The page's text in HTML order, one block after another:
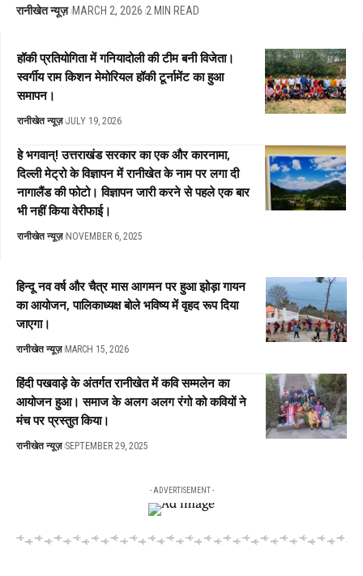
रानीखेत न्यूज़ MARCH 2, 2026 2 MIN READ
हॉकी प्रतियोगिता में गनियादोली की टीम बनी विजेता।
स्वर्गीय राम किशन मेमोरियल हॉकी टूर्नामेंट का हुआ
समापन।
रानीखेत न्यूज़ JULY 19, 2026
हे भगवान्! उत्तराखंड सरकार का एक और कारनामा,
दिल्ली मेट्रो के विज्ञापन में रानीखेत के नाम पर लगा दी
नागालैंड की फोटो। विज्ञापन जारी करने से पहले एक बार
भी नहीं किया वेरीफाई।
रानीखेत न्यूज़ NOVEMBER 6, 2025
हिन्दू नव वर्ष और चैत्र मास आगमन पर हुआ झोड़ा गायन
का आयोजन, पालिकाध्यक्ष बोले भविष्य में वृहद रूप दिया
जाएगा।
रानीखेत न्यूज़ MARCH 15, 2026
हिंदी पखवाड़े के अंतर्गत रानीखेत में कवि सम्मलेन का
आयोजन हुआ। समाज के अलग अलग रंगो को कवियों ने
मंच पर प्रस्तुत किया।
रानीखेत न्यूज़ SEPTEMBER 29, 2025
- ADVERTISEMENT -